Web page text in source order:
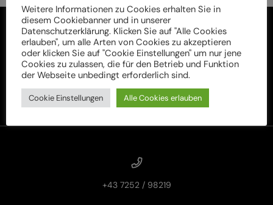
+43 7252 / 98219
Weitere Informationen zu Cookies erhalten Sie in
diesem Cookiebanner und in unserer
Datenschutzerklärung. Klicken Sie auf "Alle Cookies
erlauben", um alle Arten von Cookies zu akzeptieren
oder klicken Sie auf "Cookie Einstellungen" um nur jene
Cookies zu zulassen, die für den Betrieb und Funktion
der Webseite unbedingt erforderlich sind.
Cookie Einstellungen Alle Cookies erlauben